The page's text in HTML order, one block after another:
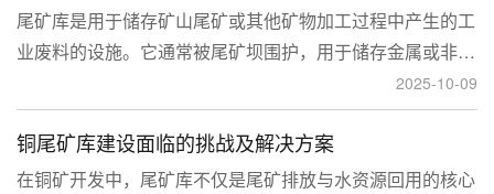
尾矿库是用于储存矿山尾矿或其他矿物加工过程中产生的工
业废料的设施。它通常被尾矿坝围护，用于储存金属或非金
属矿山的尾矿。尾矿库通常包括尾矿处理系统、排水系统和
回水系统。根据地形，尾矿库可分为山谷型、山坡型、平地
型和河流拦截型。
2025-10-09
铜尾矿库建设面临的挑战及解决方案
在铜矿开发中，尾矿库不仅是尾矿排放与水资源回用的核心